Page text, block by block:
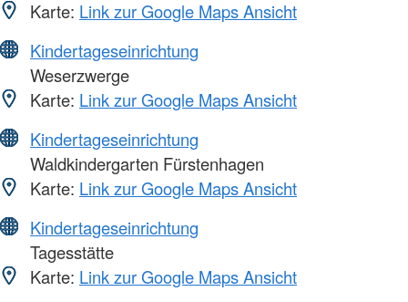
Karte: Link zur Google Maps Ansicht
Kindertageseinrichtung
Weserzwerge
Karte: Link zur Google Maps Ansicht
Kindertageseinrichtung
Waldkindergarten Fürstenhagen
Karte: Link zur Google Maps Ansicht
Kindertageseinrichtung
Tagesstätte
Karte: Link zur Google Maps Ansicht